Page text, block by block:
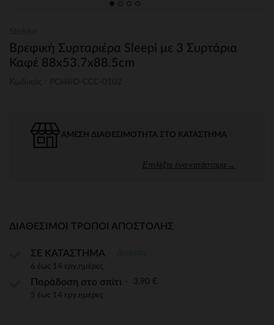
Βρεφική Συρταριέρα Sleepi με 3 Συρτάρια
Καφέ 88x53.7x88.5cm
ΆΜΕΣΗ ΔΙΑΘΕΣΙΜΌΤΗΤΑ ΣΤΟ ΚΑΤΆΣΤΗΜΑ
Επιλέξτε ένα κατάστημα →
ΔΙΑΘΈΣΙΜΟΙ ΤΡΌΠΟΙ ΑΠΟΣΤΟΛΉΣ
ΣΕ ΚΑΤΑΣΤΗΜΑ
6 έως 14 εργ.ημέρες
Παράδοση στο σπίτι 3,90 €
5 έως 14 εργ.ημέρες